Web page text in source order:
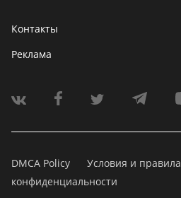
Контакты
Реклама
DMCA Policy Условия и правила
конфиденциальности